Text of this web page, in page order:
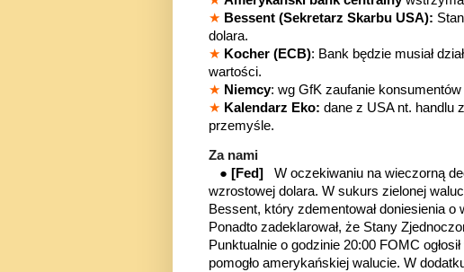
★ Bessent (Sekretarz Skarbu USA):
dolara.
★ Kocher (ECB): Bank będzie musiał
wartości.
★ Niemcy: wg GfK zaufanie
★ Kalendarz Eko: dane z USA nt. handlu
przemyśle.
Za nami
● [Fed] W oczekiwaniu na wieczorną
wzrostowej dolara. W sukurs zielonej
Bessent, który zdementował doniesienia
Ponadto zadeklarował, że Stany
Punktualnie o godzinie 20:00 FOMC
pomogło amerykańskiej walucie. W